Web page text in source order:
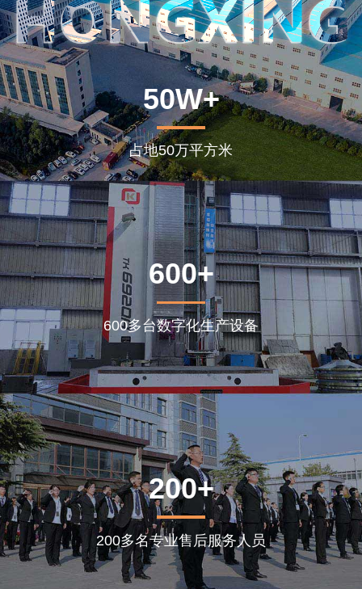
50W+
占地50万平方米
600+
600多台数字化生产设备
200+
200多名专业售后服务人员